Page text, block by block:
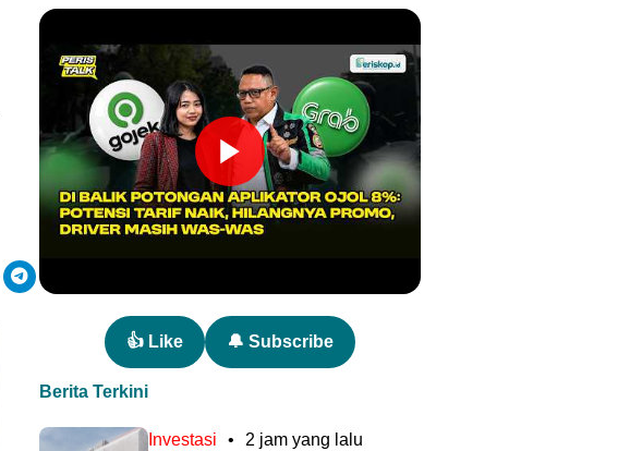
👍 Like 🔔 Subscribe
Berita Terkini
Investasi •
2 jam yang lalu